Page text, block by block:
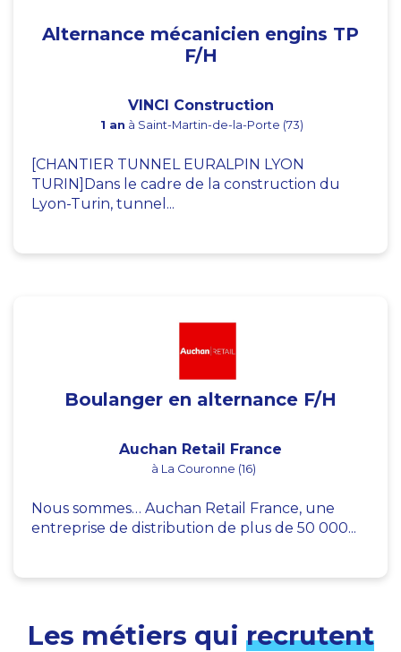
Alternance mécanicien engins TP
F/H
VINCI Construction
1 an à Saint-Martin-de-la-Porte (73)
[CHANTIER TUNNEL EURALPIN LYON
TURIN]Dans le cadre de la construction du
Lyon-Turin, tunnel...
Boulanger en alternance F/H
Auchan Retail France
à La Couronne (16)
Nous sommes… Auchan Retail France, une
entreprise de distribution de plus de 50 000...
Les métiers qui recrutent